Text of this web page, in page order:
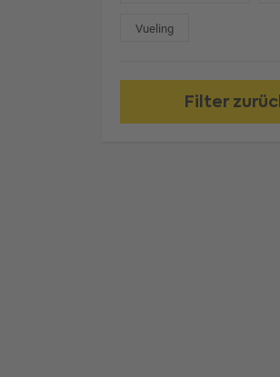
Vueling
Filter